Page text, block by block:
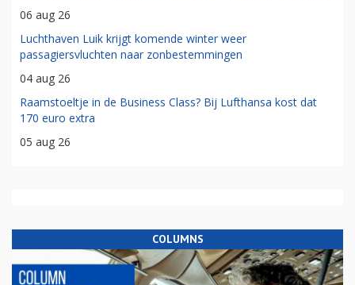
06 aug 26
Luchthaven Luik krijgt komende winter weer
passagiersvluchten naar zonbestemmingen
04 aug 26
Raamstoeltje in de Business Class? Bij Lufthansa kost dat
170 euro extra
05 aug 26
COLUMNS